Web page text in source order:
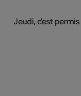
Jeudi, c'est permis